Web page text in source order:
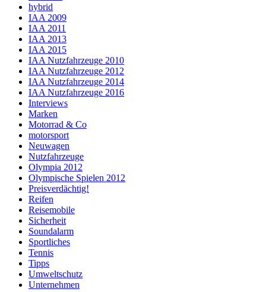
hybrid
IAA 2009
IAA 2011
IAA 2013
IAA 2015
IAA Nutzfahrzeuge 2010
IAA Nutzfahrzeuge 2012
IAA Nutzfahrzeuge 2014
IAA Nutzfahrzeuge 2016
Interviews
Marken
Motorrad & Co
motorsport
Neuwagen
Nutzfahrzeuge
Olympia 2012
Olympische Spielen 2012
Preisverdächtig!
Reifen
Reisemobile
Sicherheit
Soundalarm
Sportliches
Tennis
Tipps
Umweltschutz
Unternehmen